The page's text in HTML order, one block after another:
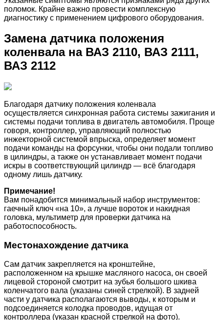
поломок. Крайне важно провести комплексную
диагностику с применением цифрового оборудования.
Замена датчика положения
коленвала на ВАЗ 2110, ВАЗ 2111,
ВАЗ 2112
Благодаря датчику положения коленвала
осуществляется синхронная работа системы зажигания и
системы подачи топлива в двигатель автомобиля. Проще
говоря, контроллер, управляющий полностью
инжекторной системой впрыска, определяет момент
подачи команды на форсунки, чтобы они подали топливо
в цилиндры, а также он устанавливает момент подачи
искры в соответствующий цилиндр — всё благодаря
одному лишь датчику.
Примечание!
Вам понадобится минимальный набор инструментов:
гаечный ключ «на 10», а лучше вороток и накидная
головка, мультиметр для проверки датчика на
работоспособность.
Местонахождение датчика
Сам датчик закрепляется на кронштейне,
расположенном на крышке масляного насоса, он своей
лицевой стороной смотрит на зубья большого шкива
коленчатого вала (указаны синей стрелкой). В задней
части у датчика располагаются выводы, к которым и
подсоединяется колодка проводов, идущая от
контроллера (указан красной стрелкой на фото).